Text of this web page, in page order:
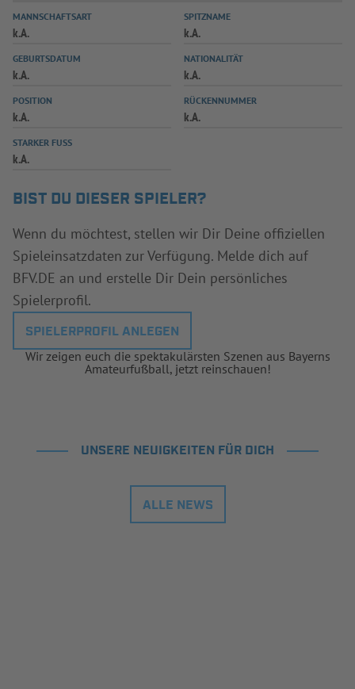
SPIELPLUS
MANNSCHAFTSART
k.A.
SPITZNAME
k.A.
GEBURTSDATUM
k.A.
NATIONALITÄT
k.A.
POSITION
k.A.
RÜCKENNUMMER
k.A.
STARKER FUSS
k.A.
BIST DU DIESER SPIELER?
Wenn du möchtest, stellen wir Dir Deine offiziellen
Spieleinsatzdaten zur Verfügung. Melde dich auf
BFV.DE an und erstelle Dir Dein persönliches
Spielerprofil.
SPIELERPROFIL ANLEGEN
Wir zeigen euch die spektakulärsten Szenen aus Bayerns
Amateurfußball, jetzt reinschauen!
UNSERE NEUIGKEITEN FÜR DICH
ALLE NEWS